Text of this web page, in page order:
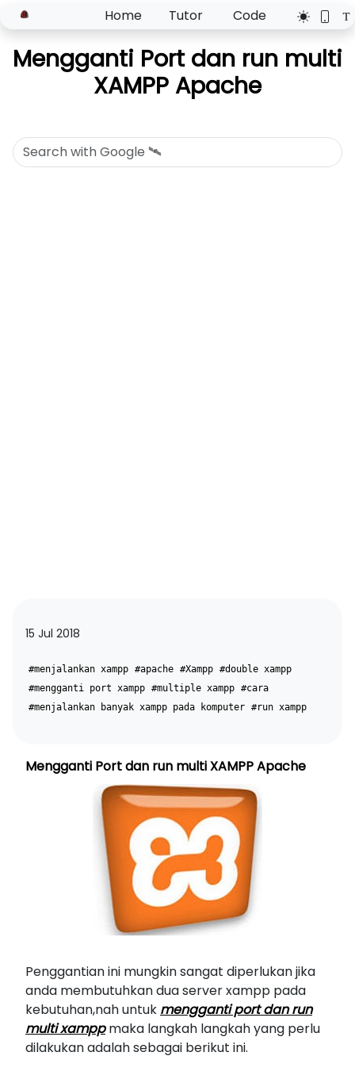
Home Tutor Code
Mengganti Port dan run multi
XAMPP Apache
15 Jul 2018
#menjalankan xampp #apache #Xampp #double xampp
#mengganti port xampp #multiple xampp #cara
#menjalankan banyak xampp pada komputer #run xampp
Mengganti Port dan run multi XAMPP Apache
Penggantian ini mungkin sangat diperlukan jika
anda membutuhkan dua server xampp pada
kebutuhan,nah untuk mengganti port dan run
multi xamppmaka langkah langkah yang perlu
dilakukan adalah sebagai berikut ini.